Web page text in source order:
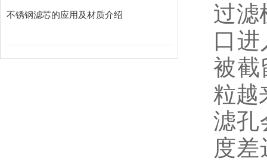
不锈钢滤芯的应用及材质介绍
过滤
口
被截
粒越
滤孔
度